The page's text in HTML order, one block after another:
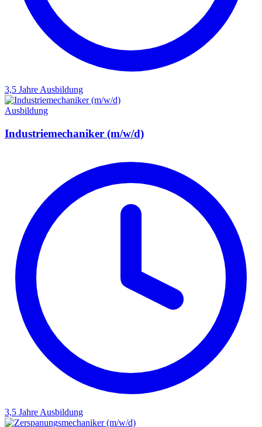
3,5 Jahre Ausbildung
Ausbildung
Industriemechaniker (m/w/d)
3,5 Jahre Ausbildung